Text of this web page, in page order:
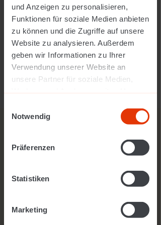
und Anzeigen zu personalisieren,
Funktionen für soziale Medien anbieten
zu können und die Zugriffe auf unsere
Website zu analysieren. Außerdem
geben wir Informationen zu Ihrer
Verwendung unserer Website an
unsere Partner für soziale Medien,
möglicherweise mit weiteren Daten
zusammen, die Sie ihnen bereitgestellt
haben oder die sie im Rahmen Ihrer
Nutzung der Dienste gesammelt
Notwendig
Präferenzen
Statistiken
Marketing
Sehr gute Deutschkenntnisse!
der Gastronomie
Eigenverantwortung und